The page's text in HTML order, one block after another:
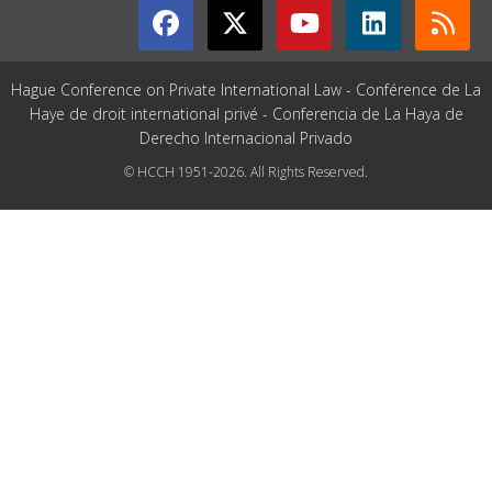
Hague Conference on Private International Law - Conférence de La
Haye de droit international privé - Conferencia de La Haya de
Derecho Internacional Privado
© HCCH 1951-2026. All Rights Reserved.